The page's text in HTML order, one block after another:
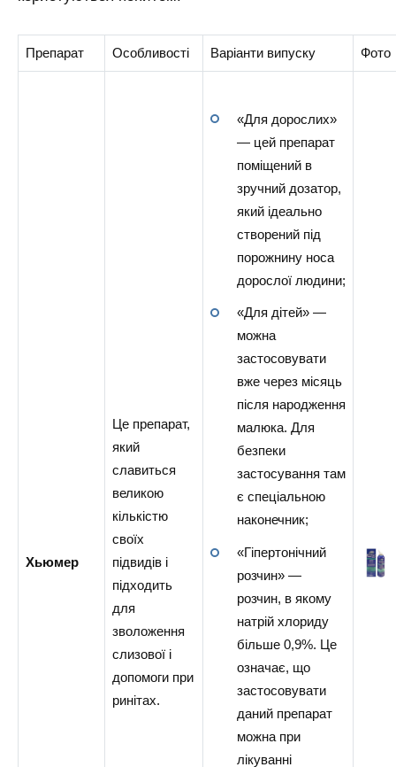
Препарат Особливості Варіанти випуску Фото
Хьюмер
Це препарат,
який
славиться
великою
кількістю
своїх
підвидів і
підходить
для
зволоження
слизової і
допомоги при
ринітах.
«Для дорослих»
— цей препарат
поміщений в
зручний дозатор,
який ідеально
створений під
порожнину носа
дорослої людини;
«Для дітей» —
можна
застосовувати
вже через місяць
після народження
малюка. Для
безпеки
застосування там
є спеціальною
наконечник;
«Гіпертонічний
розчин» —
розчин, в якому
натрій хлориду
більше 0,9%. Це
означає, що
застосовувати
даний препарат
можна при
лікуванні